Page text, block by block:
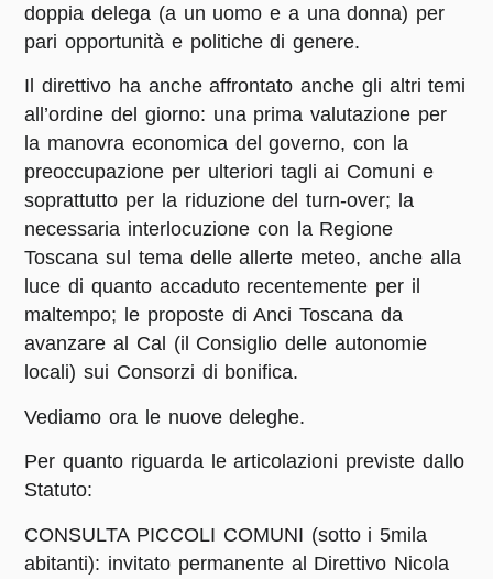
doppia delega (a un uomo e a una donna) per
pari opportunità e politiche di genere.
Il direttivo ha anche affrontato anche gli altri temi
all’ordine del giorno: una prima valutazione per
la manovra economica del governo, con la
preoccupazione per ulteriori tagli ai Comuni e
soprattutto per la riduzione del turn-over; la
necessaria interlocuzione con la Regione
Toscana sul tema delle allerte meteo, anche alla
luce di quanto accaduto recentemente per il
maltempo; le proposte di Anci Toscana da
avanzare al Cal (il Consiglio delle autonomie
locali) sui Consorzi di bonifica.
Vediamo ora le nuove deleghe.
Per quanto riguarda le articolazioni previste dallo
Statuto:
CONSULTA PICCOLI COMUNI (sotto i 5mila
abitanti): invitato permanente al Direttivo Nicola